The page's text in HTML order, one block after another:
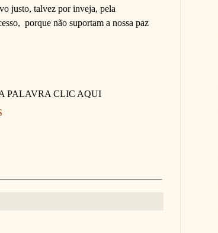
justo, talvez por inveja, pela
porque não suportam a nossa paz
PALAVRA CLIC AQUI